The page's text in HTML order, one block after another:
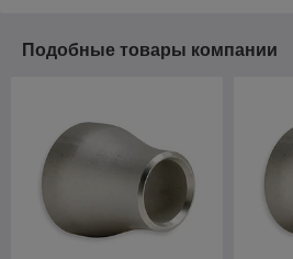
Подобные товары компании